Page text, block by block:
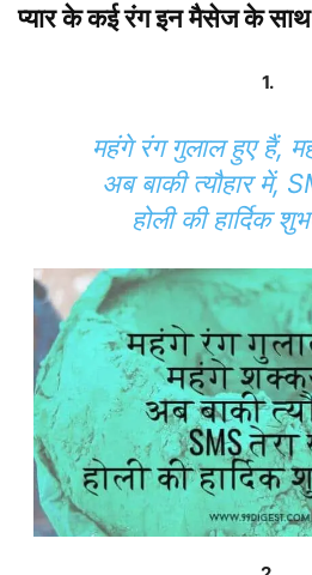
प्यार के कई रंग इन मैसेज के साथ
1.
महंगे रंग गुलाल हुए हैं,
अब बाकी त्यौहार में,
होली की हार्दिक